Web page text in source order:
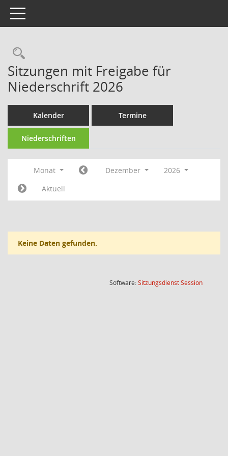
Toggle navigation
Rechercheauswahl
Sitzungen mit Freigabe für
Niederschrift 2026
Kalender Termine
Niederschriften
Monat Dezember
2026
Aktuell
Keine Daten gefunden.
Software:SitzungsdienstSession(Wird in